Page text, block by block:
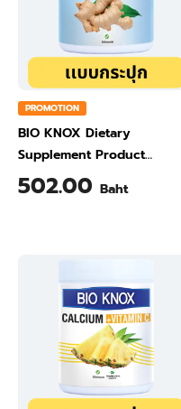
PROMOTION
BIO KNOX Dietary
Supplement Product
Calcium & Vitamin C Plus
Ginger Flavour 200 Gram
502.00 Baht